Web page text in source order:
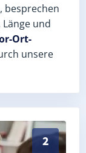
besprechen
und
Ort-
unsere
2